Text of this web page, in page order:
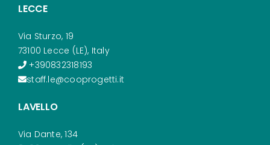
LECCE
Via Sturzo, 19
73100 Lecce (LE), Italy
+390832318193
staff.le@cooprogetti.it
LAVELLO
Via Dante, 134